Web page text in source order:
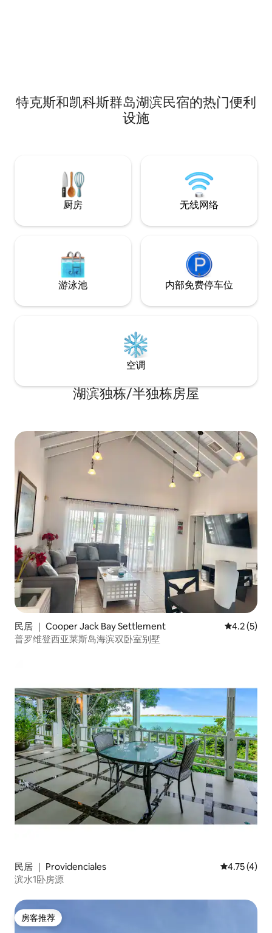
特克斯和凯科斯群岛湖滨民宿的热门便利
设施
厨房 无线网络
游泳池 内部免费停车位
空调
湖滨独栋/半独栋房屋
民居 ｜ Cooper Jack Bay Settlement 平均评分
4.2 (5)
普罗维登西亚莱斯岛海滨双卧室别墅
民居 ｜ Providenciales 平均评分
4.75 (4)
滨水1卧房源
房客推荐
房客推荐